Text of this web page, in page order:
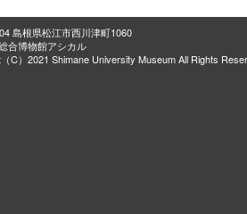
島根県松江市西川津町1060
合博物館アシカル
C）2021 Shimane University Museum All Rights